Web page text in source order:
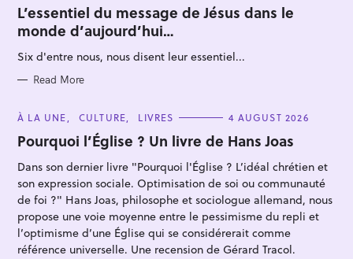
T
E
G
O
R
I
S
L’essentiel du message de Jésus dans le
monde d’aujourd’hui…
Six d'entre nous, nous disent leur essentiel...
Read More
C
T
E
O
I
E
S
À LA UNE CULTURE LIVRES 4 AUGUST 2026
Pourquoi l’Église ? Un livre de Hans Joas
Dans son dernier livre "Pourquoi l'Église ? L’idéal chrétien et
son expression sociale. Optimisation de soi ou communauté
de foi ?" Hans Joas, philosophe et sociologue allemand, nous
propose une voie moyenne entre le pessimisme du repli et
l’optimisme d’une Église qui se considérerait comme
référence universelle. Une recension de Gérard Tracol.